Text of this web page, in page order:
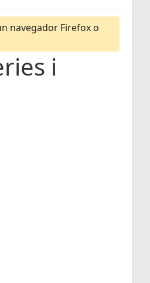
navegador Firefox o
i